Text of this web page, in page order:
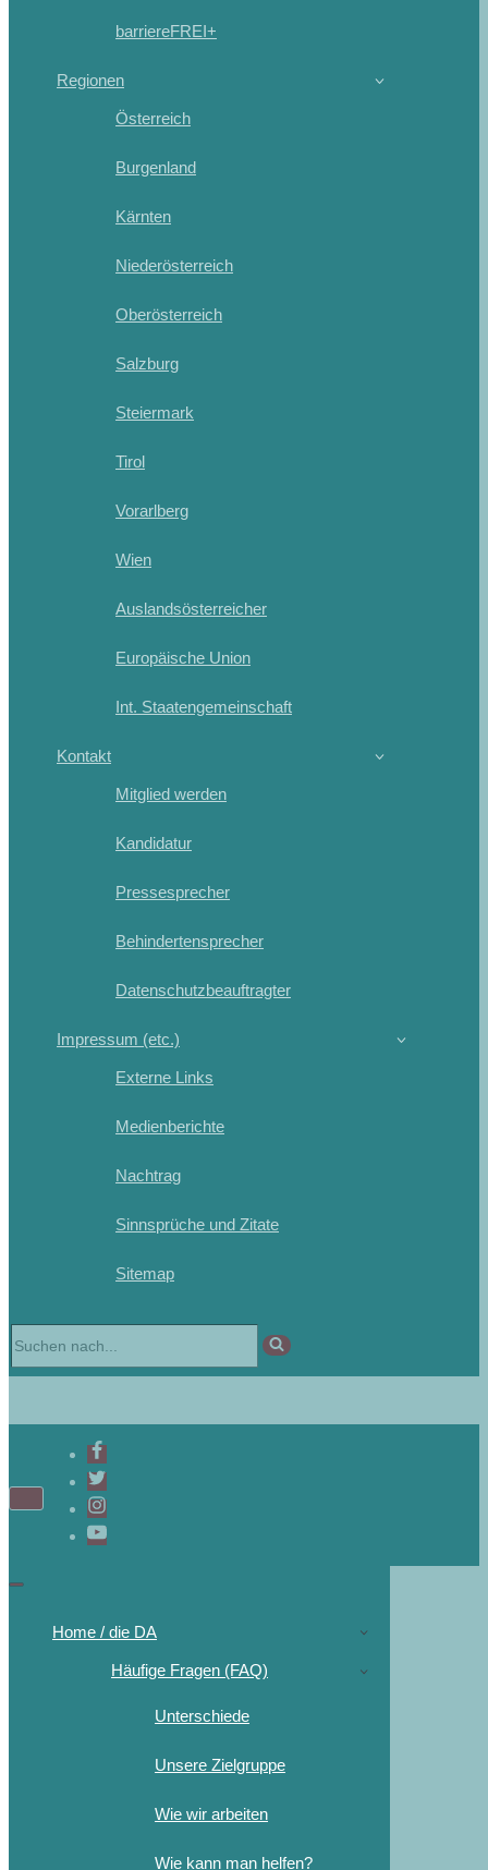
barriereFREI+
Regionen
Österreich
Burgenland
Kärnten
Niederösterreich
Oberösterreich
Salzburg
Steiermark
Tirol
Vorarlberg
Wien
Auslandsösterreicher
Europäische Union
Int. Staatengemeinschaft
Kontakt
Mitglied werden
Kandidatur
Pressesprecher
Behindertensprecher
Datenschutzbeauftragter
Impressum (etc.)
Externe Links
Medienberichte
Nachtrag
Sinnsprüche und Zitate
Sitemap
Home / die DA
Häufige Fragen (FAQ)
Unterschiede
Unsere Zielgruppe
Wie wir arbeiten
Wie kann man helfen?